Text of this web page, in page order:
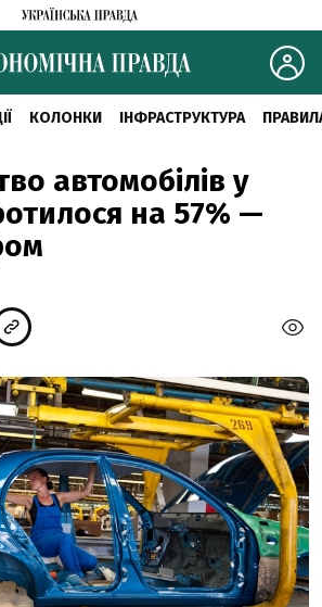
КОЛОНКИ ІНФРАСТРУКТУРА
автомобілів у
на 57% —